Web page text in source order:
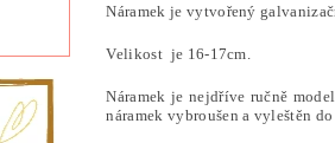
Náramek je vytvořený
Velikost je 16-17cm.
Náramek je nejdříve ručně
náramek vybroušen a vyleštěn